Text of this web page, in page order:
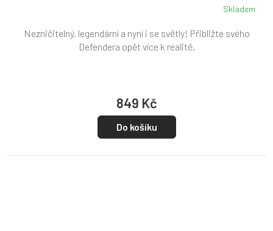
Skladem
849 Kč
Do košíku
Nezničitelný, legendární a nyní i se světly! Přibližte svého
Defendera opět více k realitě.